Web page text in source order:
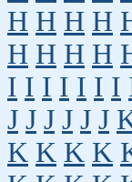
H H H H
H H H H
I I I I I I I
J J J J J J
K K K K